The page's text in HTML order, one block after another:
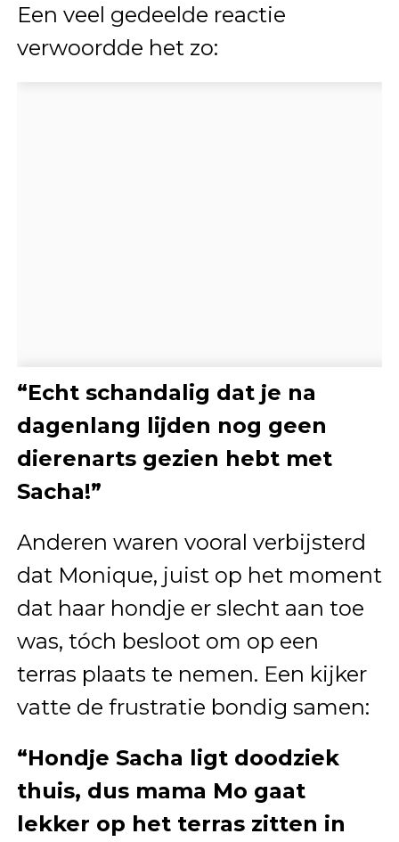
Een veel gedeelde reactie
verwoordde het zo:
“Echt schandalig dat je na
dagenlang lijden nog geen
dierenarts gezien hebt met
Sacha!”
Anderen waren vooral verbijsterd
dat Monique, juist op het moment
dat haar hondje er slecht aan toe
was, tóch besloot om op een
terras plaats te nemen. Een kijker
vatte de frustratie bondig samen:
“Hondje Sacha ligt doodziek
thuis, dus mama Mo gaat
lekker op het terras zitten in